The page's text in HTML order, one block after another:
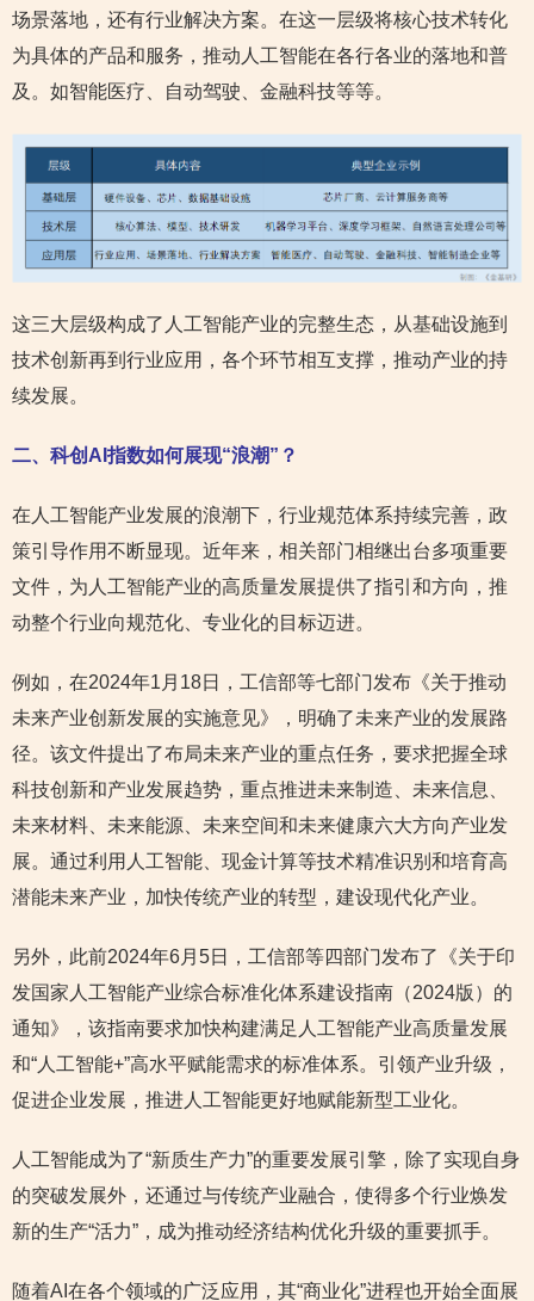
场景落地，还有行业解决方案。在这一层级将核心技术转化
为具体的产品和服务，推动人工智能在各行各业的落地和普
及。如智能医疗、自动驾驶、金融科技等等。
这三大层级构成了人工智能产业的完整生态，从基础设施到
技术创新再到行业应用，各个环节相互支撑，推动产业的持
续发展。
二、科创AI指数如何展现“浪潮”？
在人工智能产业发展的浪潮下，行业规范体系持续完善，政
策引导作用不断显现。近年来，相关部门相继出台多项重要
文件，为人工智能产业的高质量发展提供了指引和方向，推
动整个行业向规范化、专业化的目标迈进。
例如，在2024年1月18日，工信部等七部门发布《关于推动
未来产业创新发展的实施意见》，明确了未来产业的发展路
径。该文件提出了布局未来产业的重点任务，要求把握全球
科技创新和产业发展趋势，重点推进未来制造、未来信息、
未来材料、未来能源、未来空间和未来健康六大方向产业发
展。通过利用人工智能、现金计算等技术精准识别和培育高
潜能未来产业，加快传统产业的转型，建设现代化产业。
另外，此前2024年6月5日，工信部等四部门发布了《关于印
发国家人工智能产业综合标准化体系建设指南（2024版）的
通知》，该指南要求加快构建满足人工智能产业高质量发展
和“人工智能+”高水平赋能需求的标准体系。引领产业升级，
促进企业发展，推进人工智能更好地赋能新型工业化。
人工智能成为了“新质生产力”的重要发展引擎，除了实现自身
的突破发展外，还通过与传统产业融合，使得多个行业焕发
新的生产“活力”，成为推动经济结构优化升级的重要抓手。
随着AI在各个领域的广泛应用，其“商业化”进程也开始全面展